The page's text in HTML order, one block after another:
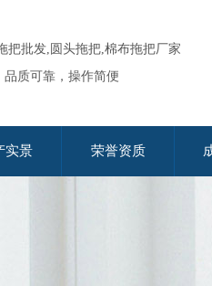
把批发,圆头拖把,棉布拖把厂家
品质可靠，操作简便
实景 荣誉资质